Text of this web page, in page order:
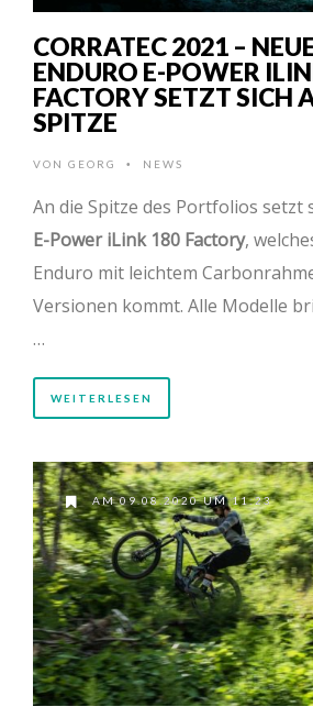
CORRATEC 2021 –
ENDURO E-POWER
FACTORY SETZT SICH
SPITZE
VON GEORG • NEWS
An die Spitze des Portfolios setzt
E-Power iLink 180 Factory,
Enduro mit leichtem
Versionen kommt. Alle Modelle
…
WEITERLESEN
AM 09.08.2020 UM 11:23